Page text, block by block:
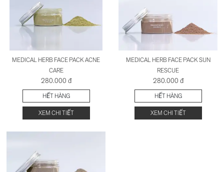
MEDICAL HERB FACE PACK ACNE
CARE
280.000 đ
HẾT HÀNG
XEM CHI TIẾT
MEDICAL HERB FACE PACK SUN
RESCUE
280.000 đ
HẾT HÀNG
XEM CHI TIẾT